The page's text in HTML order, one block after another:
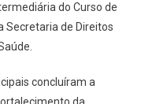
Servidores
Municipais
Intermediário
do Curso de
Secretaria de Direitos
concluíram a